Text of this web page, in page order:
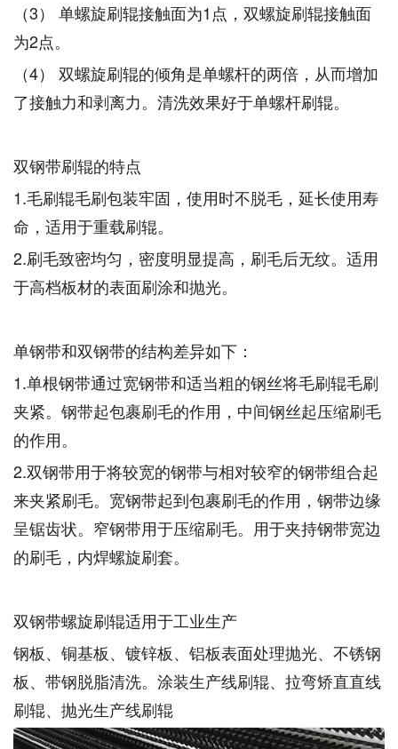
（3） 单螺旋刷辊接触面为1点，双螺旋刷辊接触面
为2点。
（4） 双螺旋刷辊的倾角是单螺杆的两倍，从而增加
了接触力和剥离力。清洗效果好于单螺杆刷辊。
双钢带刷辊的特点
1.毛刷辊毛刷包装牢固，使用时不脱毛，延长使用寿
命，适用于重载刷辊。
2.刷毛致密均匀，密度明显提高，刷毛后无纹。适用
于高档板材的表面刷涂和抛光。
单钢带和双钢带的结构差异如下：
1.单根钢带通过宽钢带和适当粗的钢丝将毛刷辊毛刷
夹紧。钢带起包裹刷毛的作用，中间钢丝起压缩刷毛
的作用。
2.双钢带用于将较宽的钢带与相对较窄的钢带组合起
来夹紧刷毛。宽钢带起到包裹刷毛的作用，钢带边缘
呈锯齿状。窄钢带用于压缩刷毛。用于夹持钢带宽边
的刷毛，内焊螺旋刷套。
双钢带螺旋刷辊适用于工业生产
钢板、铜基板、镀锌板、铝板表面处理抛光、不锈钢
板、带钢脱脂清洗。涂装生产线刷辊、拉弯矫直直线
刷辊、抛光生产线刷辊